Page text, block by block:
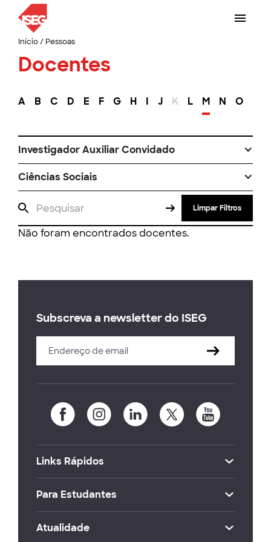
Início/ Pessoas
Docentes
A B C D E F G H I J K L M N O
Investigador Auxiliar Convidado
Ciências Sociais
Limpar Filtros
Não foram encontrados docentes.
Subscreva a newsletter do ISEG
Links Rápidos
Para Estudantes
Atualidade